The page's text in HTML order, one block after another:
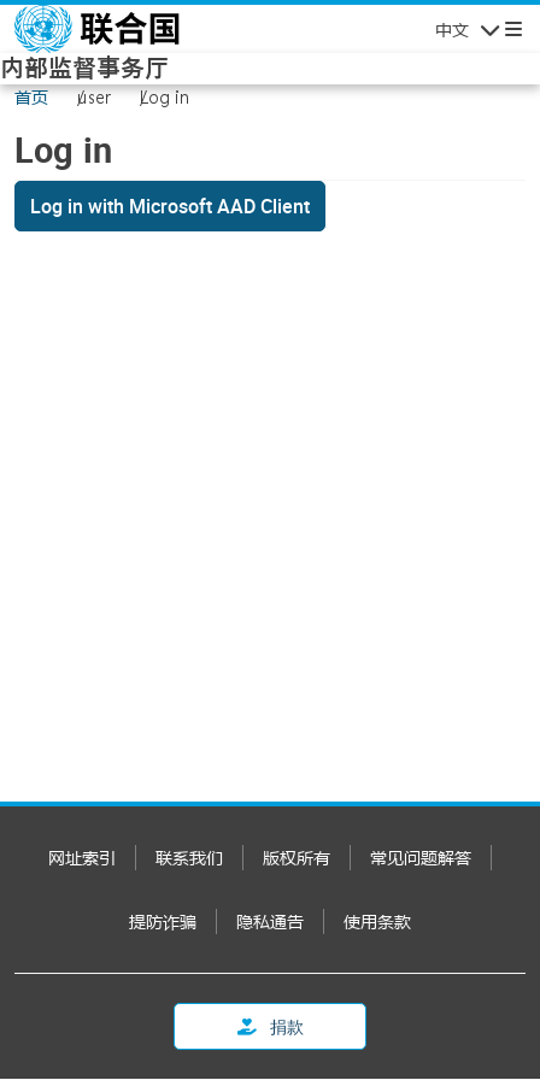
Skip to main content
中文
内部监督事务厅
首页 user Log in
Log in
Log in with Microsoft AAD Client
网址索引 联系我们 版权所有 常见问题解答
提防诈骗 隐私通告 使用条款
捐款